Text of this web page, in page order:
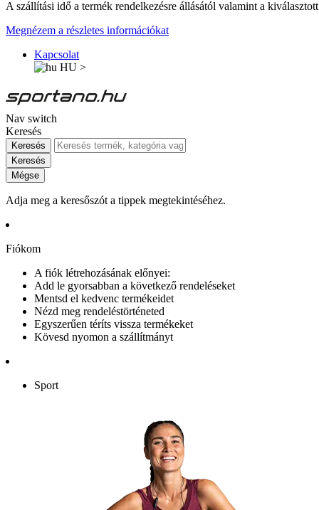
A szállítási idő a termék rendelkezésre állásától valamint a
Megnézem a részletes információkat
Kapcsolat
HU >
Nav switch
Keresés
Keresés
Keresés
Mégse
Adja meg a keresőszót a tippek megtekintéséhez.
Fiókom
A fiók létrehozásának előnyei:
Add le gyorsabban a következő rendeléseket
Mentsd el kedvenc termékeidet
Nézd meg rendeléstörténeted
Egyszerűen téríts vissza termékeket
Kövesd nyomon a szállítmányt
Sport